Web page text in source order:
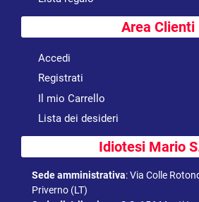
Area Clienti
Accedi
Registrati
Il mio Carrello
Lista dei desideri
Idiotesi Mario
Sede amministrativa:Via Colle
Priverno (LT)